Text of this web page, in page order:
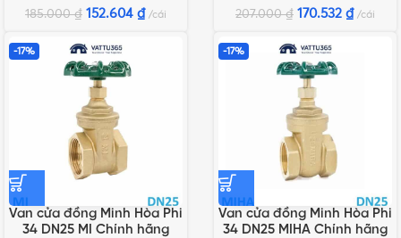
185.000₫ 152.604 ₫ cái 207.000₫ 170.532 ₫ cái
-17%
Van cửa đồng Minh Hòa Phi
34 DN25 MI Chính hãng
-17%
Van cửa đồng Minh Hòa Phi
34 DN25 MIHA Chính hãng